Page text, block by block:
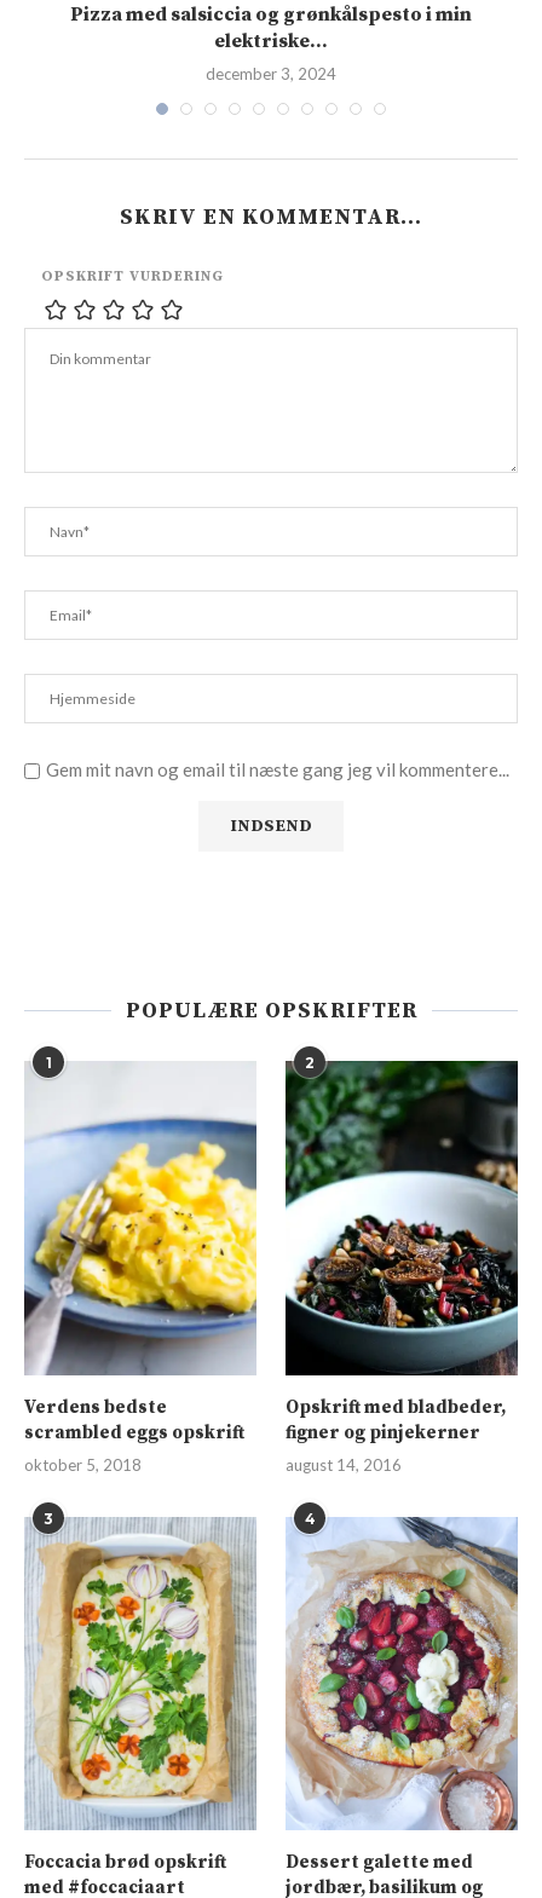
Pizza med salsiccia og grønkålspesto i min
elektriske...
december 3, 2024
SKRIV EN KOMMENTAR…
OPSKRIFT VURDERING
Gem mit navn og email til næste gang jeg vil kommentere...
POPULÆRE OPSKRIFTER
1
Verdens bedste
scrambled eggs opskrift
oktober 5, 2018
2
Opskrift med bladbeder,
figner og pinjekerner
august 14, 2016
3
Foccacia brød opskrift
med #foccaciaart
4
Dessert galette med
jordbær, basilikum og